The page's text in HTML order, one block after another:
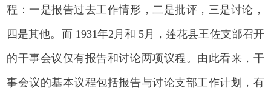
程：一是报告过去工作情形，二是批评，三是讨论，
四是其他。而 1931年2月和 5月，莲花县王佐支部召开
的干事会议仅有报告和讨论两项议程。由此看来，干
事会议的基本议程包括报告与讨论支部工作计划，有